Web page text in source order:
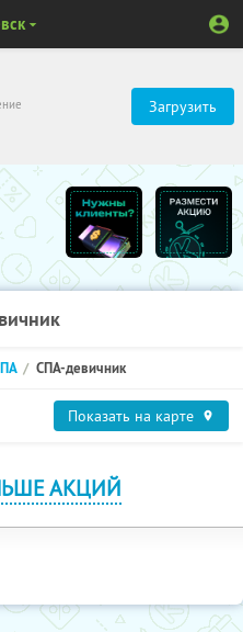
Загрузить
СПА-девичник
Показать на карте
АКЦИЙ